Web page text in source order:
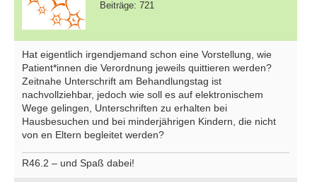
Beiträge: 721
Hat eigentlich irgendjemand schon eine Vorstellung, wie
Patient*innen die Verordnung jeweils quittieren werden?
Zeitnahe Unterschrift am Behandlungstag ist
nachvollziehbar, jedoch wie soll es auf elektronischem
Wege gelingen, Unterschriften zu erhalten bei
Hausbesuchen und bei minderjährigen Kindern, die nicht
von en Eltern begleitet werden?
R46.2 – und Spaß dabei!